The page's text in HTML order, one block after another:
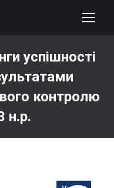
успішності
контролю
н.р.